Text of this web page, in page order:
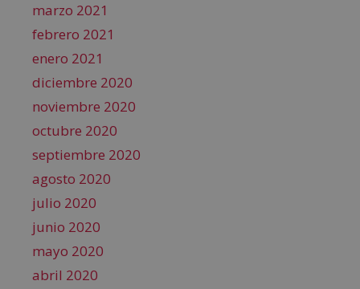
marzo 2021
febrero 2021
enero 2021
diciembre 2020
noviembre 2020
octubre 2020
septiembre 2020
agosto 2020
julio 2020
junio 2020
mayo 2020
abril 2020